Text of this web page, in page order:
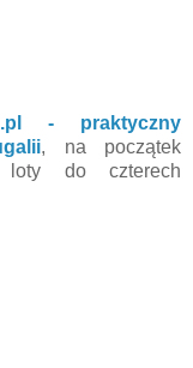
- praktyczny
, na początek
loty do czterech